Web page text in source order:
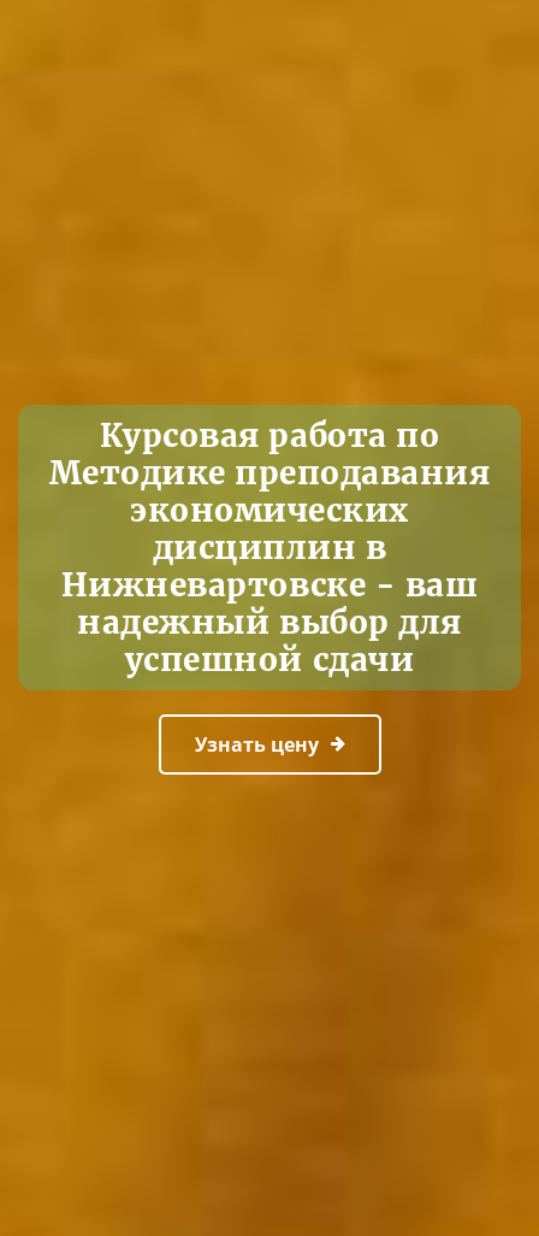
Курсовая работа по
Методике преподавания
экономических
дисциплин в
Нижневартовске - ваш
надежный выбор для
успешной сдачи
Узнать цену